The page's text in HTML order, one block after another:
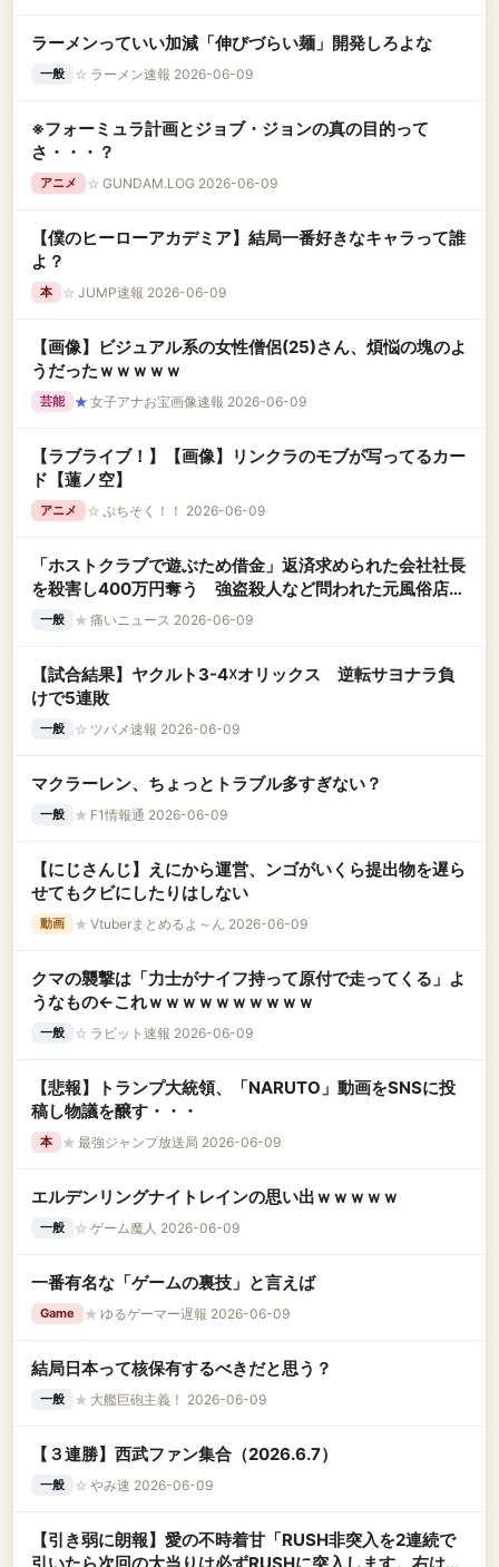
ラーメンっていい加減「伸びづらい麺」開発しろよな
一般 ☆ ラーメン速報 2026-06-09
※フォーミュラ計画とジョブ・ジョンの真の目的って
さ・・・？
アニメ ☆ GUNDAM.LOG 2026-06-09
【僕のヒーローアカデミア】結局一番好きなキャラって誰
よ？
本 ☆ JUMP速報 2026-06-09
【画像】ビジュアル系の女性僧侶(25)さん、煩悩の塊のよ
うだったｗｗｗｗｗ
芸能 ★ 女子アナお宝画像速報 2026-06-09
【ラブライブ！】【画像】リンクラのモブが写ってるカー
ド【蓮ノ空】
アニメ ☆ ぷちそく！！ 2026-06-09
「ホストクラブで遊ぶため借金」返済求められた会社社長
を殺害し400万円奪う 強盗殺人など問われた元風俗店店
員の女（29）初公判
一般 ★ 痛いニュース 2026-06-09
【試合結果】ヤクルト3-4☓オリックス 逆転サヨナラ負
けで5連敗
一般 ☆ ツバメ速報 2026-06-09
マクラーレン、ちょっとトラブル多すぎない？
一般 ★ F1情報通 2026-06-09
【にじさんじ】えにから運営、ンゴがいくら提出物を遅ら
せてもクビにしたりはしない
動画 ★ Vtuberまとめるよ～ん 2026-06-09
クマの襲撃は「力士がナイフ持って原付で走ってくる」よ
うなもの←これｗｗｗｗｗｗｗｗｗｗ
一般 ☆ ラビット速報 2026-06-09
【悲報】トランプ大統領、「NARUTO」動画をSNSに投
稿し物議を醸す・・・
本 ★ 最強ジャンプ放送局 2026-06-09
エルデンリングナイトレインの思い出ｗｗｗｗｗ
一般 ☆ ゲーム魔人 2026-06-09
一番有名な「ゲームの裏技」と言えば
Game ★ ゆるゲーマー遅報 2026-06-09
結局日本って核保有するべきだと思う？
一般 ★ 大艦巨砲主義！ 2026-06-09
【３連勝】西武ファン集合（2026.6.7）
一般 ☆ やみ速 2026-06-09
【引き弱に朗報】愛の不時着甘「RUSH非突入を2連続で